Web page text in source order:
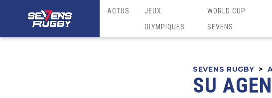
ACTUS
JEUX
OLYMPIQUES
WORLD CUP
SEVENS
SEVENS RUGBY >
SU